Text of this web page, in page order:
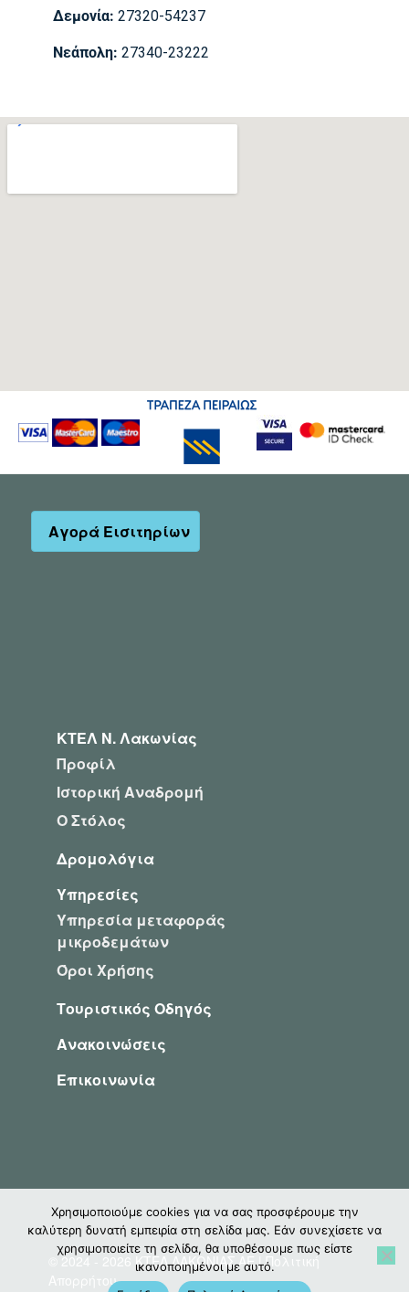
Δεμονία: 27320-54237
Νεάπολη: 27340-23222
Αγορά Εισιτηρίων
ΚΤΕΛ Ν. Λακωνίας
Προφίλ
Ιστορική Αναδρομή
Ο Στόλος
Δρομολόγια
Υπηρεσίες
Υπηρεσία μεταφοράς
μικροδεμάτων
Όροι Χρήσης
Τουριστικός Οδηγός
Ανακοινώσεις
Επικοινωνία
© 2024 - 2026 ΚΤΕΛ ΛΑΚΩΝΙΑΣ ΑΕ |Πολιτική
Απορρήτου
Χρησιμοποιούμε cookies για να σας προσφέρουμε την
καλύτερη δυνατή εμπειρία στη σελίδα μας. Εάν συνεχίσετε να
χρησιμοποιείτε τη σελίδα, θα υποθέσουμε πως είστε
ικανοποιημένοι με αυτό.